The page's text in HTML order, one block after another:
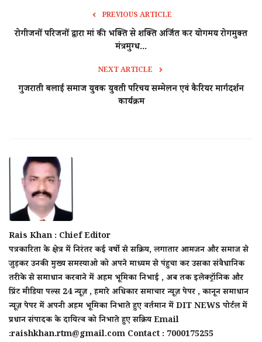
PREVIOUS ARTICLE
रोगीजनों परिजनों द्वारा मां की भक्ति से शक्ति अर्जित कर योगमय रोगमुक्त
मंत्रमुग्ध...
NEXT ARTICLE
गुजराती बलाई समाज युवक युवती परिचय सम्मेलन एवं कैरियर मार्गदर्शन
कार्यक्रम
Rais Khan : Chief Editor
पत्रकारिता के क्षेत्र में निरंतर कई वर्षो से सक्रिय, लगातार आमजन और समाज से
जुड़कर उनकी मुख्य समस्याओ को अपने माध्यम से पंहुचा कर उसका संवैधानिक
तरीके से समाधान करवाने में अहम भूमिका निभाई , अब तक इलेक्ट्रॉनिक और
प्रिंट मीडिया पल्स 24 न्यूज़ , हमारे अधिकार समाचार न्यूज़ पेपर , कानून समाधान
न्यूज़ पेपर में अपनी अहम भूमिका निभाते हुए वर्तमान में DIT NEWS पोर्टल में
प्रधान संपादक के दायित्व को निभाते हुए सक्रिय Email
:raishkhan.rtm@gmail.com Contact : 7000175255